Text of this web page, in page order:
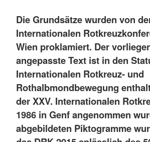
Die Grundsätze wurden von
Internationalen
Wien proklamiert. Der
angepasste Text ist in den
Internationalen Rotkreuz- und
Rothalbmondbewegung
der XXV. Internationalen
1986 in Genf angenommen
abgebildeten Piktogramme